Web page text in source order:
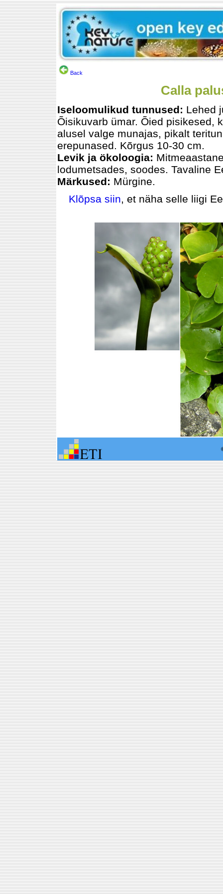
Back
Calla
Iseloomulikud tunnused: Lehed
Õisikuvarb ümar. Õied pisikesed,
alusel valge munajas, pikalt
erepunased. Kõrgus 10-30 cm.
Levik ja ökoloogia:
lodumetsades, soodes. Tavaline
Märkused: Mürgine.
Klõpsa siin, et näha selle liigi